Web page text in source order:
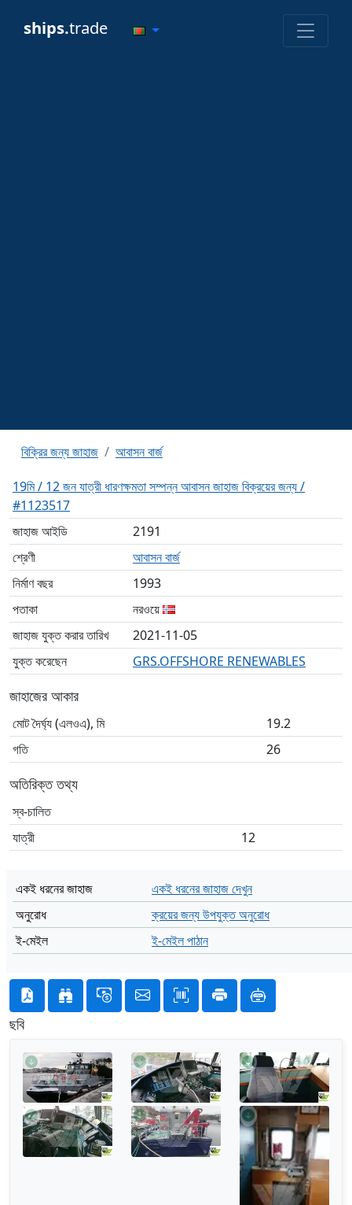
ships.trade
বিক্রির জন্য জাহাজ
আবাসন বার্জ
19মি / 12 জন যাত্রী ধারণক্ষমতা সম্পন্ন আবাসন জাহাজ বিক্রয়ের জন্য /
#1123517
জাহাজ আইডি
2191
শ্রেণী
আবাসন বার্জ
নির্মাণ বছর
1993
পতাকা
নরওয়ে
জাহাজ যুক্ত করার তারিখ
2021-11-05
যুক্ত করেছেন
GRS.OFFSHORE RENEWABLES
জাহাজের আকার
মোট দৈর্ঘ্য (এলওএ), মি
19.2
গতি
26
অতিরিক্ত তথ্য
স্ব-চালিত
যাত্রী
12
একই ধরনের জাহাজ
একই ধরনের জাহাজ দেখুন
অনুরোধ
ক্রয়ের জন্য উপযুক্ত অনুরোধ
ই-মেইল
ই-মেইল পাঠান
ছবি